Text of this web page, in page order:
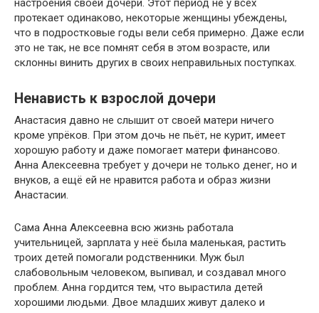
протекает одинаково, некоторые женщины убеждены,
что в подростковые годы вели себя примерно. Даже если
это не так, не все помнят себя в этом возрасте, или
склонны винить других в своих неправильных поступках.
Ненависть к взрослой дочери
Анастасия давно не слышит от своей матери ничего
кроме упрёков. При этом дочь не пьёт, не курит, имеет
хорошую работу и даже помогает матери финансово.
Анна Алексеевна требует у дочери не только денег, но и
внуков, а ещё ей не нравится работа и образ жизни
Анастасии.
Сама Анна Алексеевна всю жизнь работала
учительницей, зарплата у неё была маленькая, растить
троих детей помогали родственники. Муж был
слабовольным человеком, выпивал, и создавал много
проблем. Анна гордится тем, что вырастила детей
хорошими людьми. Двое младших живут далеко и